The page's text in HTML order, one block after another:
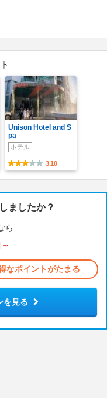
Unison Hotel and S
pa
ホテル
3.10
ましたか？
ら
なポイントがたまる
を見る